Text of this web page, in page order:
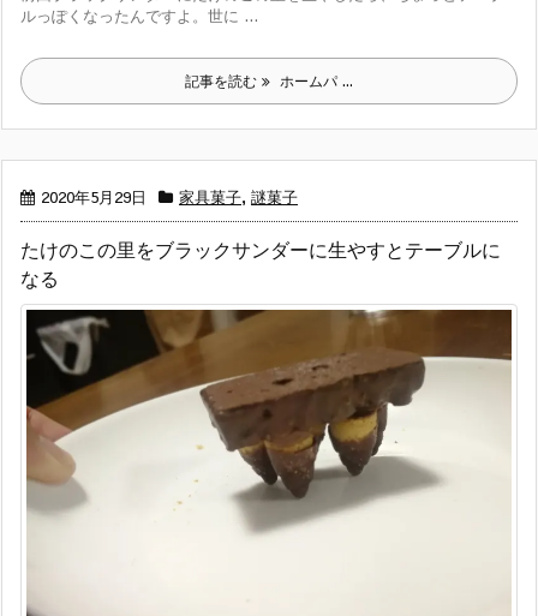
ルっぽくなったんですよ。世に ...
記事を読む ホームパ ...
2020年5月29日 家具菓子, 謎菓子
たけのこの里をブラックサンダーに生やすとテーブルに
なる